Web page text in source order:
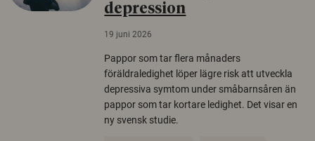
depression
19 juni 2026
Pappor som tar flera månaders
föräldraledighet löper lägre risk att utveckla
depressiva symtom under småbarnsåren än
pappor som tar kortare ledighet. Det visar en
ny svensk studie.